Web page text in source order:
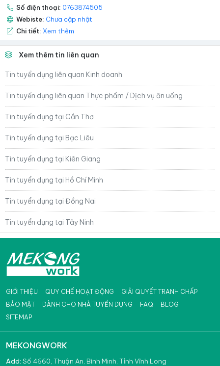
Số điện thoại: 0763874505
Webiste: Chưa cập nhật
Chi tiết: Xem thêm
Xem thêm tin liên quan
Tin tuyển dụng liên quan Kinh doanh
Tin tuyển dụng liên quan Thực phẩm / Dịch vụ ăn uống
Tin tuyển dụng tại Cần Thơ
Tin tuyển dụng tại Bạc Liêu
Tin tuyển dụng tại Kiên Giang
Tin tuyển dụng tại Hồ Chí Minh
Tin tuyển dụng tại Đồng Nai
Tin tuyển dụng tại Tây Ninh
GIỚI THIỆU QUY CHẾ HOẠT ĐỘNG
GIẢI QUYẾT TRANH CHẤP
BẢO MẬT
DÀNH CHO NHÀ TUYỂN DỤNG FAQ
BLOG
SITEMAP
MEKONGWORK
Add: Số 4660, Thuận An, Bình Minh, Tỉnh Vĩnh Long